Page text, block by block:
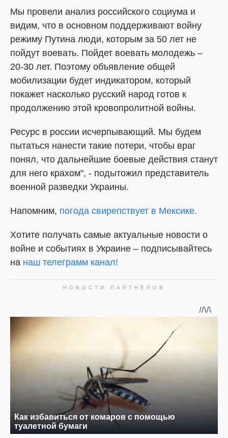
Мы провели анализ российского социума и
видим, что в основном поддерживают войну
режиму Путина люди, которым за 50 лет не
пойдут воевать. Пойдет воевать молодежь –
20-30 лет. Поэтому объявление общей
мобилизации будет индикатором, который
покажет насколько русский народ готов к
продолжению этой кровопролитной войны.
Ресурс в россии исчерпывающий. Мы будем
пытаться нанести такие потери, чтобы враг
понял, что дальнейшие боевые действия станут
для него крахом", - подытожил представитель
военной разведки Украины.
Напомним, погода свирепствует в Мексике.
Хотите получать самые актуальные новости о
войне и событиях в Украине – подписывайтесь
на наш телеграмм канал!